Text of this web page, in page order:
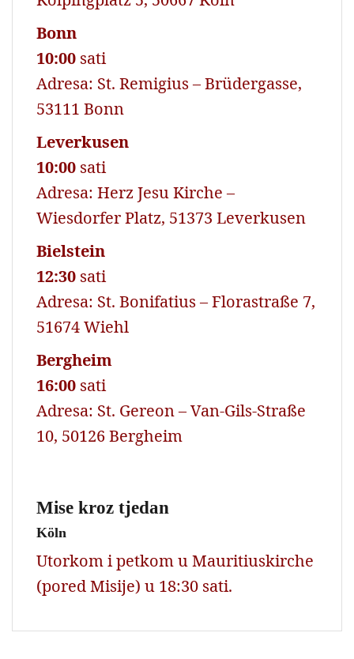
Bonn
10:00 sati
Adresa: St. Remigius – Brüdergasse,
53111 Bonn
Leverkusen
10:00 sati
Adresa: Herz Jesu Kirche –
Wiesdorfer Platz, 51373 Leverkusen
Bielstein
12:30 sati
Adresa: St. Bonifatius – Florastraße 7,
51674 Wiehl
Bergheim
16:00 sati
Adresa: St. Gereon – Van-Gils-Straße
10, 50126 Bergheim
Mise kroz tjedan
Köln
Utorkom i petkom u Mauritiuskirche
(pored Misije) u 18:30 sati.